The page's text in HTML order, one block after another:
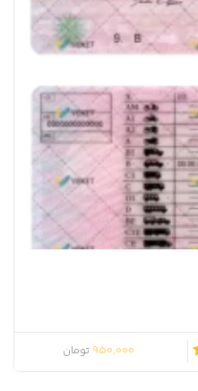
950,000تومان